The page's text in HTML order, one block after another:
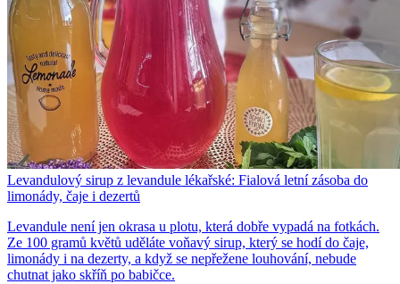
Levandulový sirup z levandule lékařské: Fialová letní zásoba do
limonády, čaje i dezertů
Levandule není jen okrasa u plotu, která dobře vypadá na fotkách.
Ze 100 gramů květů uděláte voňavý sirup, který se hodí do čaje,
limonády i na dezerty, a když se nepřežene louhování, nebude
chutnat jako skříň po babičce.